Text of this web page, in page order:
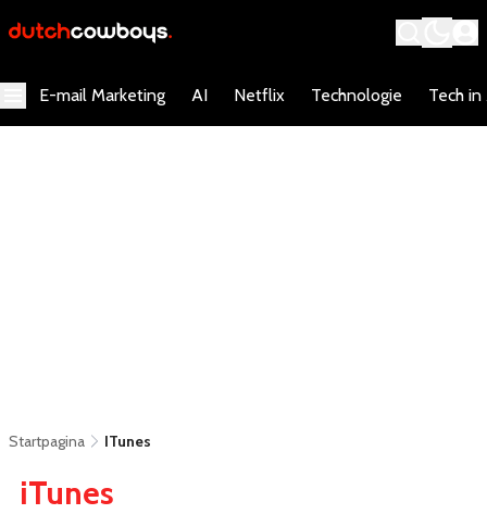
E-mail Marketing AI Netflix Technologie Tech in
Startpagina ITunes
iTunes